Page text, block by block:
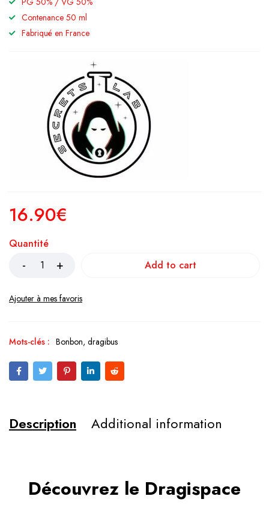
Contenance 50 ml
Fabriqué en France
16.90€
Quantité
Add to cart
Mots-clés : Bonbon, dragibus
Description Additional information
Découvrez le Dragispace